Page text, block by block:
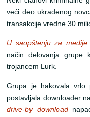
veći deo ukradenog
transakcije vredne 30
U saopštenju za
način delovanja grupe
trojancem Lurk.
Grupa je hakovala vrlo
postavljala downloader
drive-by download